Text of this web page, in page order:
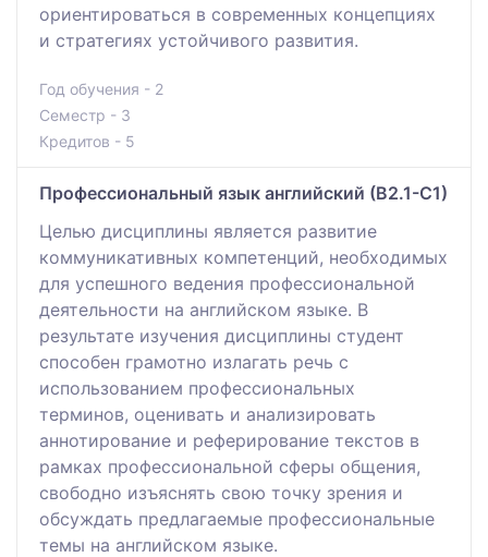
ориентироваться в современных концепциях
и стратегиях устойчивого развития.
Год обучения - 2
Семестр - 3
Кредитов - 5
Профессиональный язык английский (В2.1-С1)
Целью дисциплины является развитие
коммуникативных компетенций, необходимых
для успешного ведения профессиональной
деятельности на английском языке. В
результате изучения дисциплины студент
способен грамотно излагать речь с
использованием профессиональных
терминов, оценивать и анализировать
аннотирование и реферирование текстов в
рамках профессиональной сферы общения,
свободно изъяснять свою точку зрения и
обсуждать предлагаемые профессиональные
темы на английском языке.